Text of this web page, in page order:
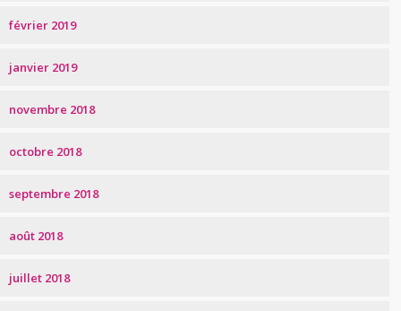
février 2019
janvier 2019
novembre 2018
octobre 2018
septembre 2018
août 2018
juillet 2018